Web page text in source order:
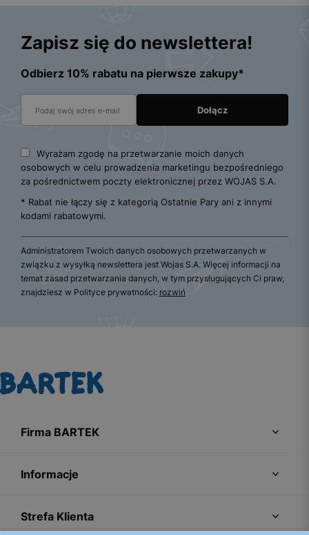
Zapisz się do newslettera!
Odbierz 10% rabatu na pierwsze zakupy*
Wyrażam zgodę na przetwarzanie moich danych
osobowych w celu prowadzenia marketingu bezpośredniego
za pośrednictwem poczty elektronicznej przez WOJAS S.A.
* Rabat nie łączy się z kategorią Ostatnie Pary ani z innymi
kodami rabatowymi.
Administratorem Twoich danych osobowych przetwarzanych w
związku z wysyłką newslettera jest Wojas S.A. Więcej informacji na
temat zasad przetwarzania danych, w tym przysługujących Ci praw,
znajdziesz w Polityce prywatności: rozwiń
Firma BARTEK
Informacje
Strefa Klienta